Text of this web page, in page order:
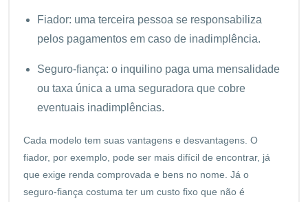
Fiador: uma terceira pessoa se responsabiliza
pelos pagamentos em caso de inadimplência.
Seguro-fiança: o inquilino paga uma mensalidade
ou taxa única a uma seguradora que cobre
eventuais inadimplências.
Cada modelo tem suas vantagens e desvantagens. O
fiador, por exemplo, pode ser mais difícil de encontrar, já
que exige renda comprovada e bens no nome. Já o
seguro-fiança costuma ter um custo fixo que não é